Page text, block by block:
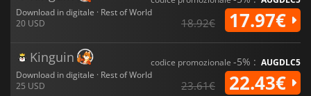
Download in digitale · Rest of World
20 USD
18.92€ 17.97€
Kinguin
Download in digitale · Rest of World
25 USD
codice promozionale -5% : AUGDLC5
23.61€ 22.43€